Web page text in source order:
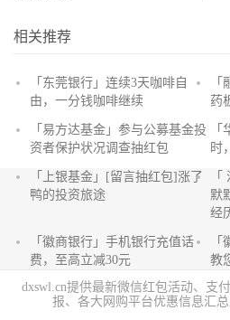
相关推荐
「东莞银行」连续3天咖啡自
由，一分钱咖啡继续
药
「易方达基金」参与公募基金投
资者保护状况调查抽红包
时
「上银基金」[留言抽红包]​涨了
鸭的投资旅途
默
经
「徽商银行」手机银行充值话
费，至高立减30元
教
dxswl.cn提供最新微信红包活动、支
报、各大网购平台优惠信息汇总